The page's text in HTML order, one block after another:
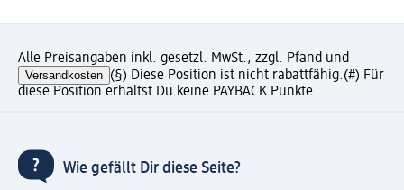
Alle Preisangaben inkl. gesetzl. MwSt., zzgl. Pfand und
Versandkosten (§) Diese Position ist nicht rabattfähig.(#) Für
diese Position erhältst Du keine PAYBACK Punkte.
Wie gefällt Dir diese Seite?